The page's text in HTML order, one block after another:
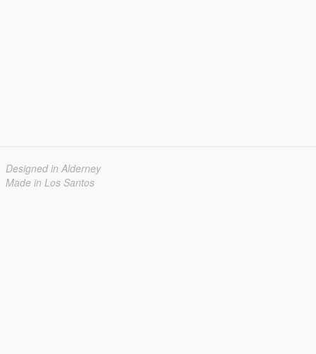
Designed in Alderney
Made in Los Santos